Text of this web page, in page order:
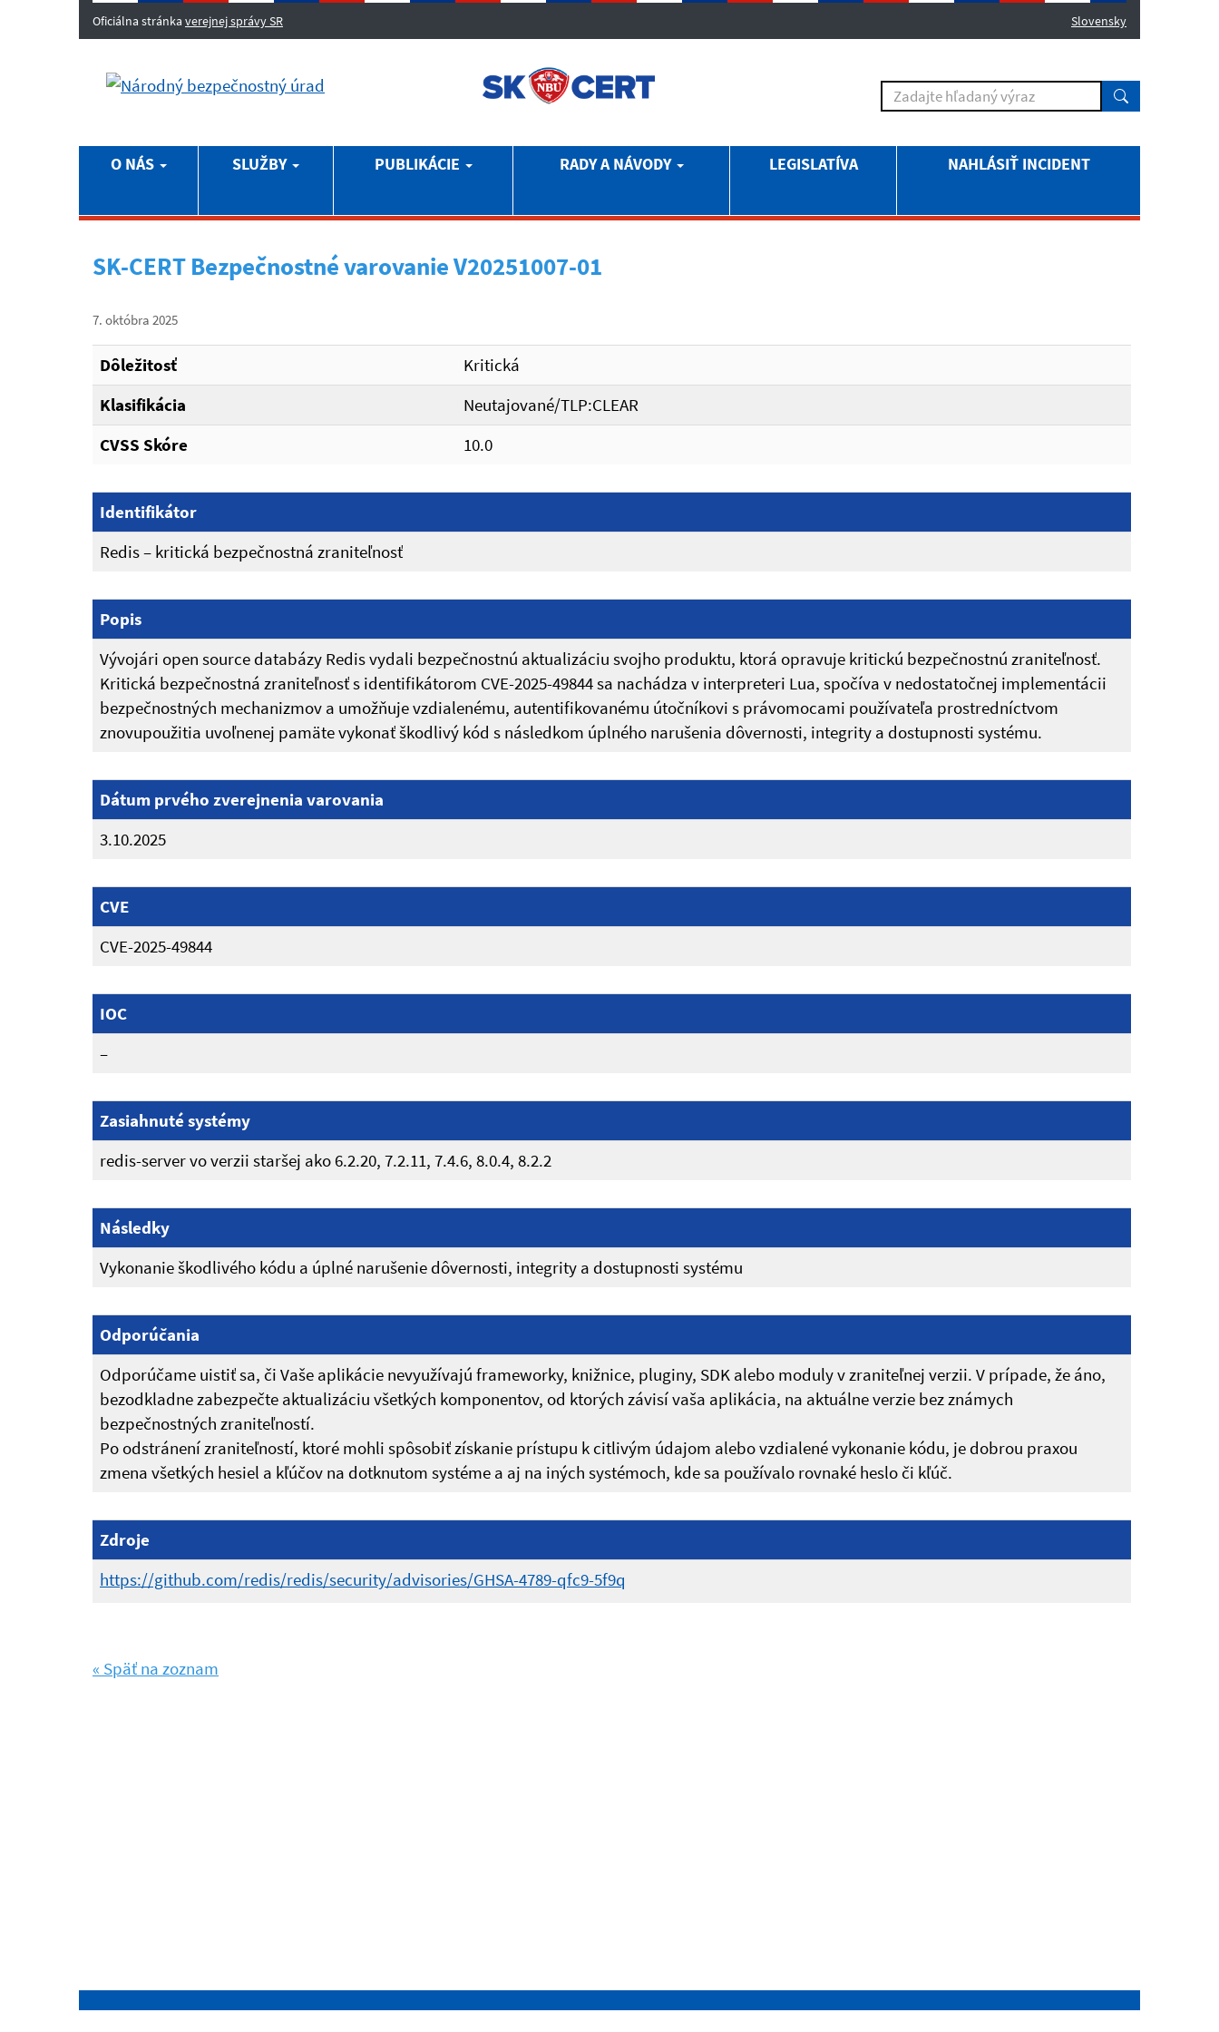
Oficiálna stránka verejnej správy SR Slovensky
O NÁS SLUŽBY PUBLIKÁCIE RADY A NÁVODY LEGISLATÍVA NAHLÁSIŤ INCIDENT
SK-CERT Bezpečnostné varovanie V20251007-01
7. októbra 2025
Dôležitosť
Kritická
Klasifikácia
Neutajované/TLP:CLEAR
CVSS Skóre
10.0
Identifikátor
Redis – kritická bezpečnostná zraniteľnosť
Popis
Vývojári open source databázy Redis vydali bezpečnostnú aktualizáciu svojho produktu, ktorá opravuje kritickú bezpečnostnú zraniteľnosť.
Kritická bezpečnostná zraniteľnosť s identifikátorom CVE-2025-49844 sa nachádza v interpreteri Lua, spočíva v nedostatočnej implementácii
bezpečnostných mechanizmov a umožňuje vzdialenému, autentifikovanému útočníkovi s právomocami používateľa prostredníctvom
znovupoužitia uvoľnenej pamäte vykonať škodlivý kód s následkom úplného narušenia dôvernosti, integrity a dostupnosti systému.
Dátum prvého zverejnenia varovania
3.10.2025
CVE
CVE-2025-49844
IOC
–
Zasiahnuté systémy
redis-server vo verzii staršej ako 6.2.20, 7.2.11, 7.4.6, 8.0.4, 8.2.2
Následky
Vykonanie škodlivého kódu a úplné narušenie dôvernosti, integrity a dostupnosti systému
Odporúčania
Odporúčame uistiť sa, či Vaše aplikácie nevyužívajú frameworky, knižnice, pluginy, SDK alebo moduly v zraniteľnej verzii. V prípade, že áno,
bezodkladne zabezpečte aktualizáciu všetkých komponentov, od ktorých závisí vaša aplikácia, na aktuálne verzie bez známych
bezpečnostných zraniteľností.
Po odstránení zraniteľností, ktoré mohli spôsobiť získanie prístupu k citlivým údajom alebo vzdialené vykonanie kódu, je dobrou praxou
zmena všetkých hesiel a kľúčov na dotknutom systéme a aj na iných systémoch, kde sa používalo rovnaké heslo či kľúč.
Zdroje
https://github.com/redis/redis/security/advisories/GHSA-4789-qfc9-5f9q
« Späť na zoznam